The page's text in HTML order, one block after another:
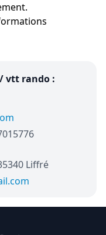
vtt rando :
Liffré